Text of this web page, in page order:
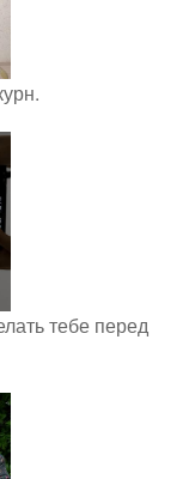
тебе перед